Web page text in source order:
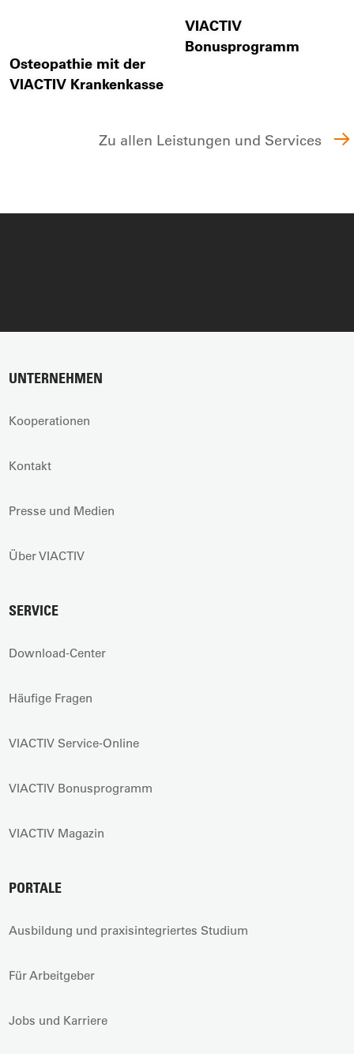
Osteopathie mit der
VIACTIV Krankenkasse
VIACTIV
Bonusprogramm
Zu allen Leistungen und Services
UNTERNEHMEN
Kooperationen
Kontakt
Presse und Medien
Über VIACTIV
SERVICE
Download-Center
Häufige Fragen
VIACTIV Service-Online
VIACTIV Bonusprogramm
VIACTIV Magazin
PORTALE
Ausbildung und praxisintegriertes Studium
Für Arbeitgeber
Jobs und Karriere